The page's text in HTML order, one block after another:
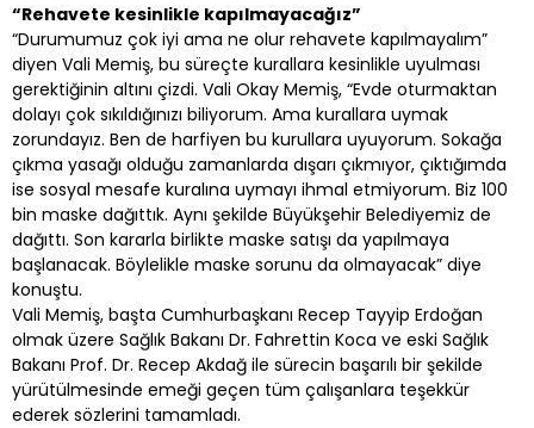
“Rehavete kesinlikle kapılmayacağız”
“Durumumuz çok iyi ama ne olur rehavete kapılmayalım”
diyen Vali Memiş, bu süreçte kurallara kesinlikle uyulması
gerektiğinin altını çizdi. Vali Okay Memiş, “Evde oturmaktan
dolayı çok sıkıldığınızı biliyorum. Ama kurallara uymak
zorundayız. Ben de harfiyen bu kurullara uyuyorum. Sokağa
çıkma yasağı olduğu zamanlarda dışarı çıkmıyor, çıktığımda
ise sosyal mesafe kuralına uymayı ihmal etmiyorum. Biz 100
bin maske dağıttık. Aynı şekilde Büyükşehir Belediyemiz de
dağıttı. Son kararla birlikte maske satışı da yapılmaya
başlanacak. Böylelikle maske sorunu da olmayacak” diye
konuştu.
Vali Memiş, başta Cumhurbaşkanı Recep Tayyip Erdoğan
olmak üzere Sağlık Bakanı Dr. Fahrettin Koca ve eski Sağlık
Bakanı Prof. Dr. Recep Akdağ ile sürecin başarılı bir şekilde
yürütülmesinde emeği geçen tüm çalışanlara teşekkür
ederek sözlerini tamamladı.